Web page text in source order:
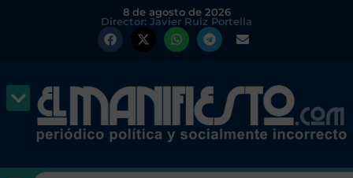
8 de agosto de 2026
Director: Javier Ruiz Portella